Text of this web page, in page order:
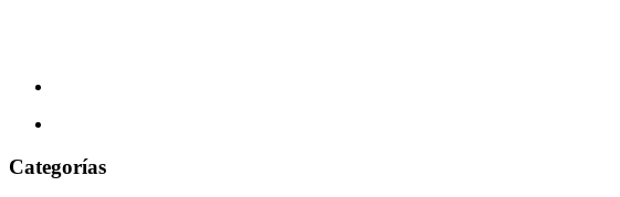
Categorías